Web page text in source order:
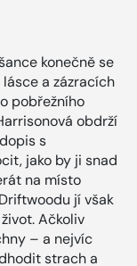
konečně se
a zázracích
pobřežního
obdrží
s
jako by ji snad
na místo
jí však
Ačkoliv
– a nejvíc
strach a